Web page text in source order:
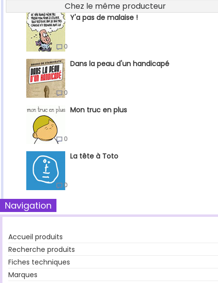
Chez le même producteur
Y'a pas de malaise !
0
Dans la peau d'un handicapé
0
Mon truc en plus
0
La tête à Toto
0
Navigation
Accueil produits
Recherche produits
Fiches techniques
Marques